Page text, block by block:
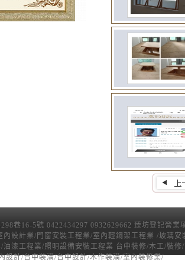
巷16-5號 0422434297 0932629662 臻坊登記營業
內設計業/門窗安裝工程業/室內輕鋼架工程業 /玻璃安
油漆工程業/照明設備安裝工程業 台中裝修/木工/裝修
設計/台中裝潢/台中設計/木作裝潢/室內裝修業/